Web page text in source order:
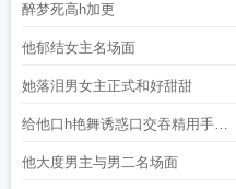
醉梦死高h加更
他郁结女主名场面
她落泪男女主正式和好甜甜
给他口h艳舞诱惑口交吞精用手磨
穴
他大度男主与男二名场面